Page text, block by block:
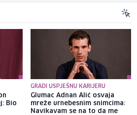
Bio
GRADI USPJEŠNU KARIJERU
Glumac Adnan Alić osvaja
mreže urnebesnim snimcima:
Navikavam se na to da me